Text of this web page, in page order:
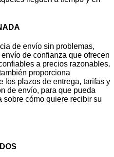
de envío sin problemas,
de confianza que ofrecen
a precios razonables.
proporciona
los plazos de entrega, tarifas y
de envío, para que pueda
sobre cómo quiere recibir su